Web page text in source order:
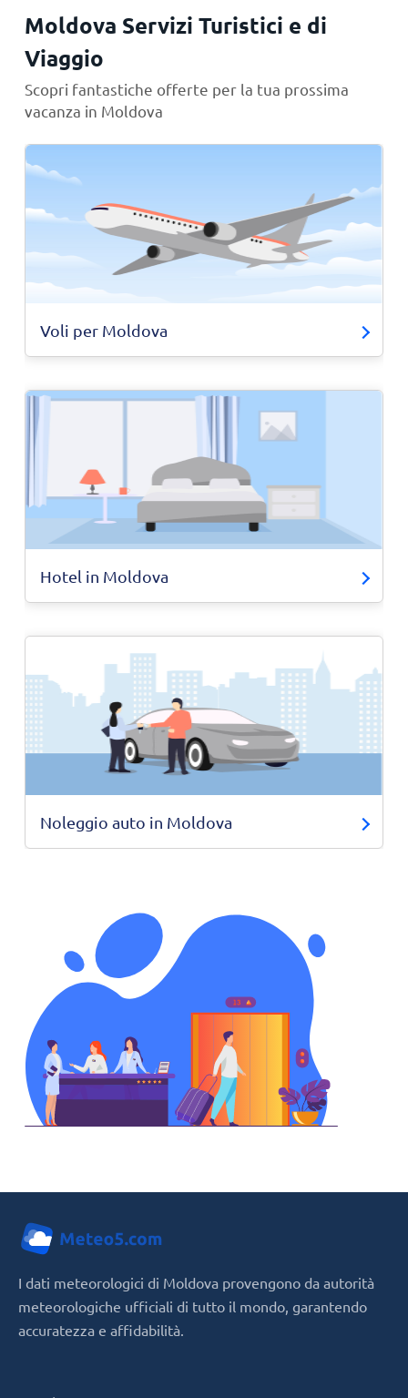
Moldova Servizi Turistici e di
Viaggio
Scopri fantastiche offerte per la tua prossima
vacanza in Moldova
Voli per Moldova
Hotel in Moldova
Noleggio auto in Moldova
I dati meteorologici di Moldova provengono da autorità
meteorologiche ufficiali di tutto il mondo, garantendo
accuratezza e affidabilità.